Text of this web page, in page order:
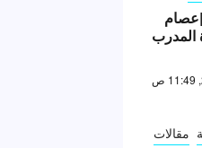
المدرب
مقالات